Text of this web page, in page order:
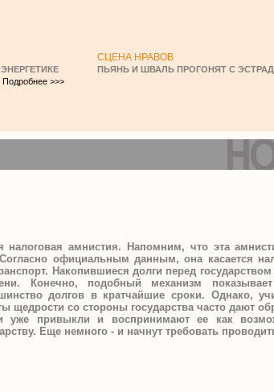
Подробнее >>>
СЦЕНА НРАВОВ
ПЬЯНЬ И ШВАЛЬ ПРОГОНЯТ С
налоговая амнистия. Напомним, что эта
официальным данным, она касается
Накопившиеся долги перед
Конечно, подобный механизм
долгов в кратчайшие сроки. Однако,
щедрости со стороны государства часто дают
уже привыкли и воспринимают ее как
Еще немного - и начнут требовать